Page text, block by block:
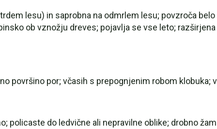
lesu) in saprobna na odmrlem lesu; povzroča
ob vznožju dreves; pojavlja se vse leto; razširjena
površino por; včasih s prepognjenim robom klobuka;
policaste do ledvične ali nepravilne oblike; drobno